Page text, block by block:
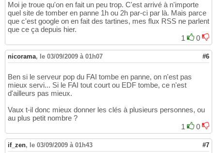
Moi je troue qu'on en fait un peu trop. C'est arrivé à n'importe
quel site de tomber en panne 1h ou 2h par-ci par là. Mais parce
que c'est google on en fait des tartines, mes flux RSS ne parlent
que ce ça depuis hier.
1
0
nicorama, le 03/09/2009 à 01h07 #6
Ben si le serveur pop du FAI tombe en panne, on n'est pas
mieux servi... Si le FAI tout court ou EDF tombe, ce n'est
d'ailleurs pas mieux.
Vaux t-il donc mieux donner les clés à plusieurs personnes, ou
au plus petit nombre ?
1
0
if_zen, le 03/09/2009 à 01h43 #7